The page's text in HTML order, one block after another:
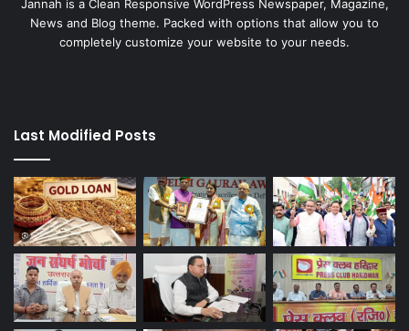
Jannah is a Clean Responsive WordPress Newspaper, Magazine,
News and Blog theme. Packed with options that allow you to
completely customize your website to your needs.
Last Modified Posts